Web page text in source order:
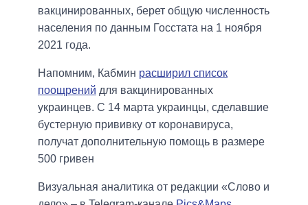
вакцинированных, берет общую численность
населения по данным Госстата на 1 ноября
2021 года.
Напомним, Кабмин расширил список
поощрений для вакцинированных
украинцев. С 14 марта украинцы, сделавшие
бустерную прививку от коронавируса,
получат дополнительную помощь в размере
500 гривен
Визуальная аналитика от редакции «Слово и